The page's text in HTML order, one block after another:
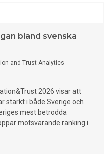
bland svenska
and Trust Analytics
2026 visar att
starkt i både Sverige och
mest betrodda
motsvarande ranking i